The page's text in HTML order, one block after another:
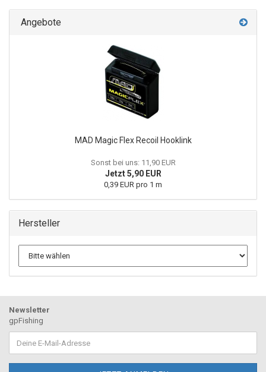
Angebote
MAD Magic Flex Recoil Hooklink
Sonst bei uns: 11,90 EUR
Jetzt 5,90 EUR
0,39 EUR pro 1 m
Hersteller
Newsletter
gpFishing